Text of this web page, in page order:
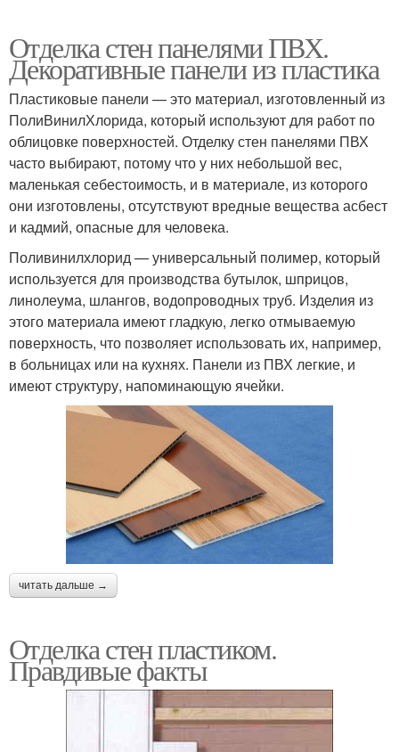
Отделка стен панелями ПВХ.
Декоративные панели из пластика
Пластиковые панели — это материал, изготовленный из
ПолиВинилХлорида, который используют для работ по
облицовке поверхностей. Отделку стен панелями ПВХ
часто выбирают, потому что у них небольшой вес,
маленькая себестоимость, и в материале, из которого
они изготовлены, отсутствуют вредные вещества асбест
и кадмий, опасные для человека.
Поливинилхлорид — универсальный полимер, который
используется для производства бутылок, шприцов,
линолеума, шлангов, водопроводных труб. Изделия из
этого материала имеют гладкую, легко отмываемую
поверхность, что позволяет использовать их, например,
в больницах или на кухнях. Панели из ПВХ легкие, и
имеют структуру, напоминающую ячейки.
читать дальше →
Отделка стен пластиком.
Правдивые факты